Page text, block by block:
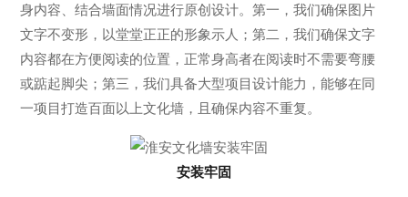
身内容、结合墙面情况进行原创设计。第一，我们确保图片
文字不变形，以堂堂正正的形象示人；第二，我们确保文字
内容都在方便阅读的位置，正常身高者在阅读时不需要弯腰
或踮起脚尖；第三，我们具备大型项目设计能力，能够在同
一项目打造百面以上文化墙，且确保内容不重复。
安装牢固